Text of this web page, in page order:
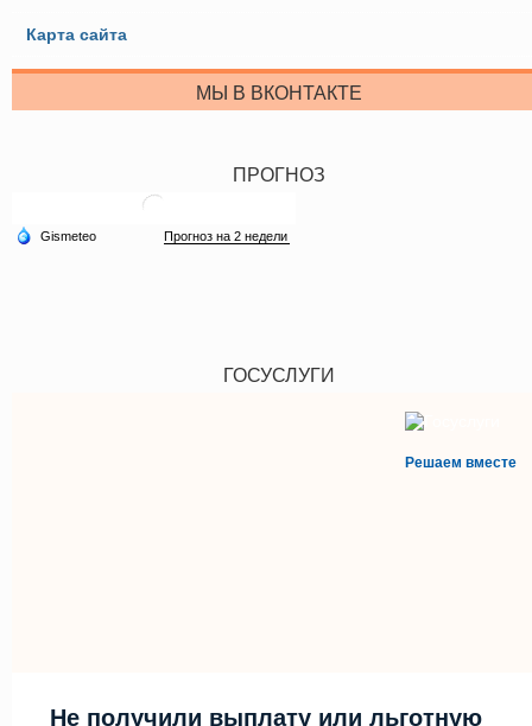
Карта сайта
МЫ В ВКОНТАКТЕ
ПРОГНОЗ
ГОСУСЛУГИ
Решаем вместе
Не получили выплату или льготную